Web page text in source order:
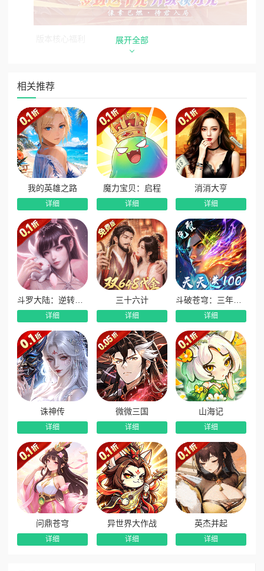
充值，等级越高福利越丰厚。
3、上线免费千抽福利：开局直接赠送免费1000抽，海量
抽卡机会，轻松集齐极品英雄阵容。
4、升星保送高阶神装：英雄升星即可免费领取高级神装，
战力稳步暴涨，成型速度超快。
5、首日签到领神话英雄：上线首日签到直接领取顶级神话
6、挂机收益翻倍提速：专属挂机收益翻倍特权，资源产出
大幅提升，战力飞速飙升，全程闯关不卡关。
展开全部
相关推荐
我的英雄之路
详细
魔力宝贝：启程
详细
消消大亨
详细
详细
三十六计
详细 详细
诛神传
详细
微微三国
详细
山海记
详细
问鼎苍穹
详细
异世界大作战
详细
英杰并起
详细